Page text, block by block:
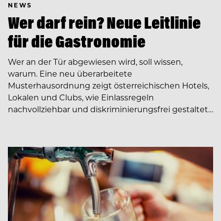
NEWS
Wer darf rein? Neue Leitlinie
für die Gastronomie
Wer an der Tür abgewiesen wird, soll wissen,
warum. Eine neu überarbeitete
Musterhausordnung zeigt österreichischen Hotels,
Lokalen und Clubs, wie Einlassregeln
nachvollziehbar und diskriminierungsfrei gestaltet…